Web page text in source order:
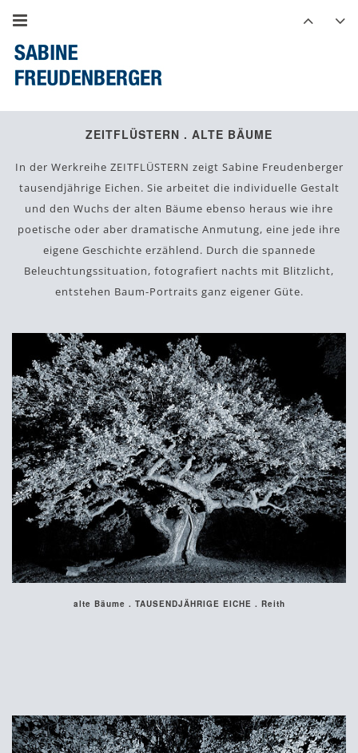
ZEITFLÜSTERN . ALTE BÄUME
In der Werkreihe ZEITFLÜSTERN zeigt Sabine Freudenberger
tausendjährige Eichen. Sie arbeitet die individuelle Gestalt
und den Wuchs der alten Bäume ebenso heraus wie ihre
poetische oder aber dramatische Anmutung, eine jede ihre
eigene Geschichte erzählend. Durch die spannede
Beleuchtungssituation, fotografiert nachts mit Blitzlicht,
entstehen Baum-Portraits ganz eigener Güte.
alte Bäume . TAUSENDJÄHRIGE EICHE . Reith